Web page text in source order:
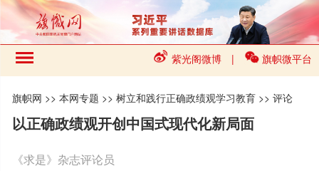
紫光阁微博 | 旗帜微平台
旗帜网 >>本网专题 >>树立和践行正确政绩观学习教育 >>评论
以正确政绩观开创中国式现代化新局面
《求是》杂志评论员